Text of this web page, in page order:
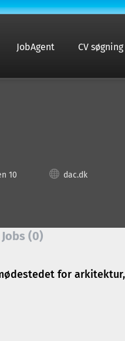
JobAgent CV søgning
10 dac.dk
Jobs (0)
for